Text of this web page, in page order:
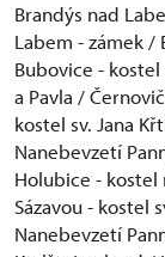
Brandýs nad
Labem - zámek /
Bubovice - kostel
a Pavla /
kostel sv. Jana
Nanebevzetí
Holubice - kostel
Sázavou - kostel
Nanebevzetí